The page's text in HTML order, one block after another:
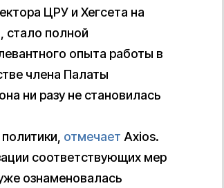
ЦРУ и Хегсета на
стало полной
опыта работы в
члена Палаты
ни разу не становилась
отмечает Axios.
соответствующих мер
ознаменовалась